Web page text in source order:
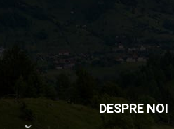
DESPRE NOI